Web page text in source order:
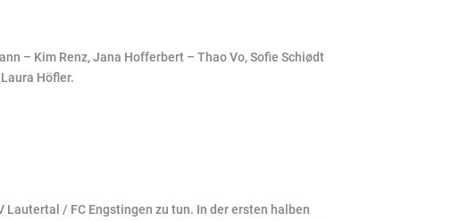
– Kim Renz, Jana Hofferbert – Thao Vo, Sofie Schiødt
Höfler.
/ FC Engstingen zu tun. In der ersten halben